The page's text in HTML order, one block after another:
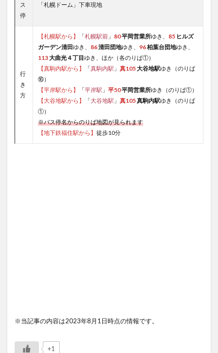
ス
停
「札幌ドーム」下車現地
行
き
方
【札幌駅から】 「札幌駅前 」 80平岡営業所ゆき、 85 ヒルズ
ガーデン清田ゆき、 86清田団地ゆき、 96柏葉台団地ゆき、
113大曲光４丁目ゆき、ほか（各のりば①）
【真駒内駅から】
「真駒内駅 」 真105大谷地駅ゆき（のりば
⑯）
【平岸駅から】
「平岸駅 」 平50平岡営業所ゆき（のりば①）
【大谷地駅から】
「大谷地駅 」 真105真駒内駅ゆき（のりば
①）
※バス停名からのりば地図が見られます
【地下鉄福住駅から】 徒歩10分
※当記事の内容は2023年8月1日時点の情報です。
+1